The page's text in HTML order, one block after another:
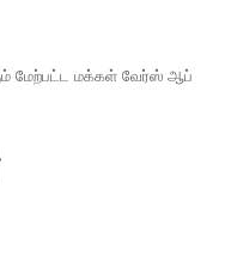
மேற்பட்ட மக்கள் வேர்ஸ் ஆப்